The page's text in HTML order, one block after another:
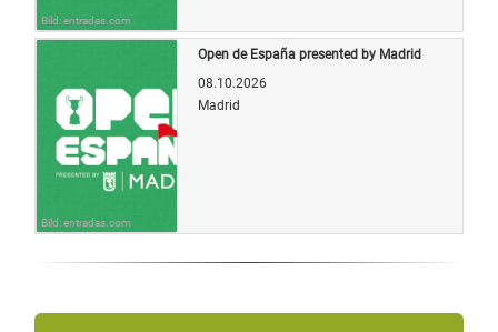
Bild: entradas.com
Bild: entradas.com
Open de España presented by Madrid
08.10.2026
Madrid